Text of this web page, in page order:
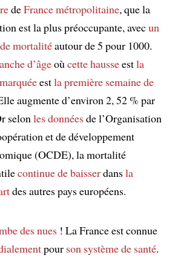
deFrance métropolitaine, que la
est la plus préoccupante, avecun
mortalitéautour de 5 pour 1000.
d’âgeoù cette hausseestla
estla première semaine de
augmente d’environ 2, 52 % par
selon les donnéesde l’Organisation
et de développement
(OCDE), la mortalité
continue de baisserdansla
des autres pays européens.
des nues! La France est connue
pour son système de santé.